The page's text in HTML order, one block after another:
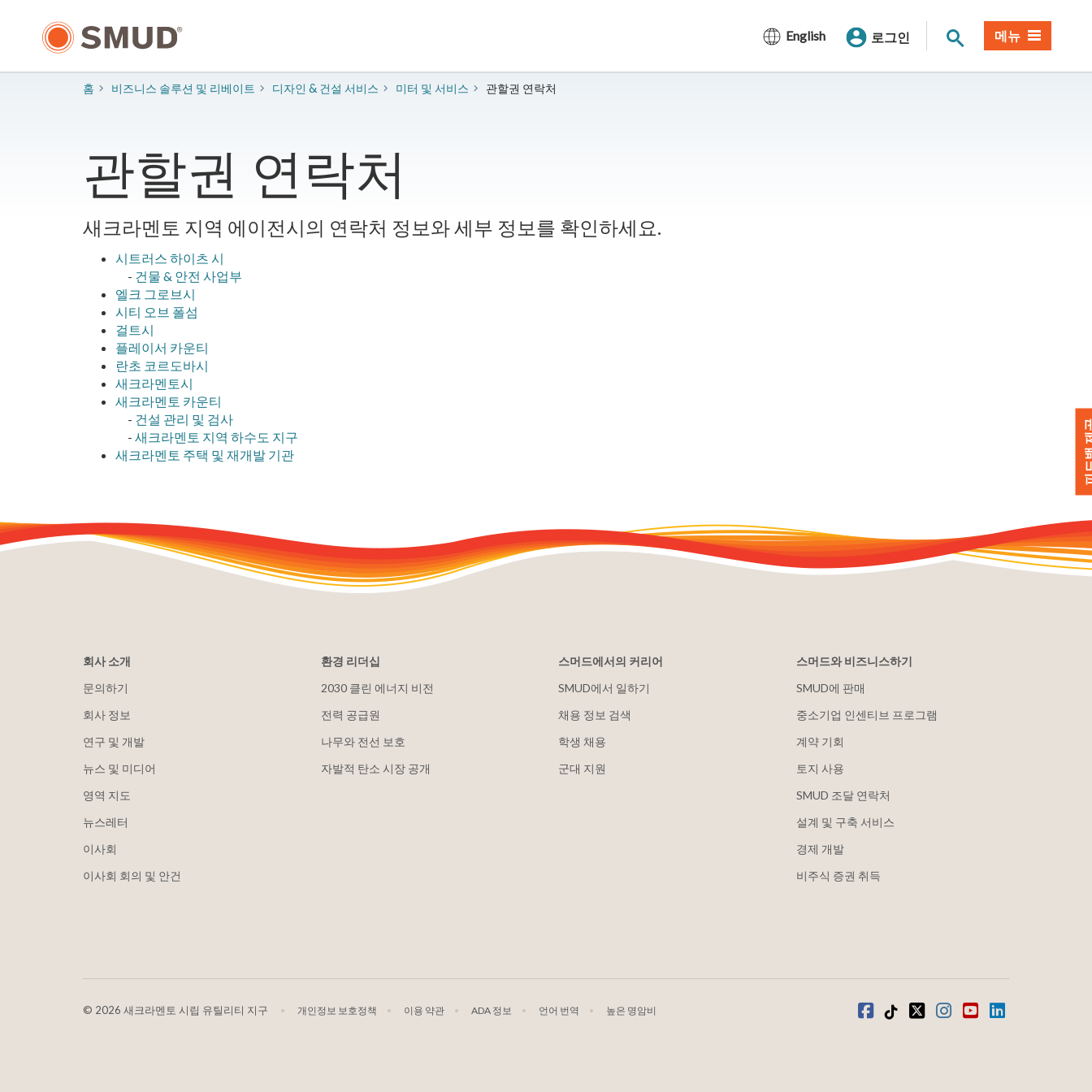
English 로그인 사이트 검색
메뉴
홈 비즈니스 솔루션 및 리베이트 ​디자인 & 건설 서비스 미터 및 서비스 관할권 연락처
관할권 연락처
새크라멘토 지역 에이전시의 연락처 정보와 세부 정보를 확인하세요.
시트러스 하이츠 시
- 건물 & 안전 사업부
엘크 그로브시
시티 오브 폴섬
걸트시
플레이서 카운티
란초 코르도바시
새크라멘토시
새크라멘토 카운티
- 건설 관리 및 검사
- 새크라멘토 지역 하수도 지구
새크라멘토 주택 및 재개발 기관
회사 소개
문의하기
회사 정보
연구 및 개발
뉴스 및 미디어
영역 지도
뉴스레터
이사회
이사회 회의 및 안건
환경 리더십
2030 클린 에너지 비전
전력 공급원
나무와 전선 보호
자발적 탄소 시장 공개
스머드에서의 커리어
SMUD에서 일하기
채용 정보 검색
학생 채용
군대 지원
스머드와 비즈니스하기
SMUD에 판매
중소기업 인센티브 프로그램
계약 기회
토지 사용
SMUD 조달 연락처
설계 및 구축 서비스
경제 개발
비주식 증권 취득
© 2026 새크라멘토 시립 유틸리티 지구 개인정보 보호정책 이용 약관 ADA 정보 언어 번역 높은 명암비 Facebook
틱톡트위터인스타그램
유튜브LinkedIn
피